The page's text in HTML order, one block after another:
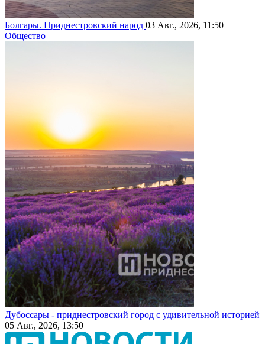
Болгары. Приднестровский народ 03 Авг., 2026, 11:50
Общество
Дубоссары - приднестровский город с удивительной историей
05 Авг., 2026, 13:50